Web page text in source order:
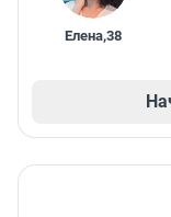
Елена,38